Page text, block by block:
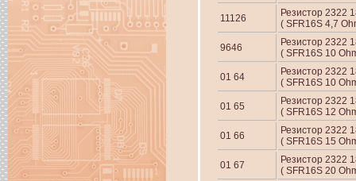
11126
Резистор 2322
( SFR16S 4,7
9646
Резистор 2322
( SFR16S 10
01 64
Резистор 2322
( SFR16S 10
01 65
Резистор 2322
( SFR16S 12
01 66
Резистор 2322
( SFR16S 15
01 67
Резистор 2322
( SFR16S 20